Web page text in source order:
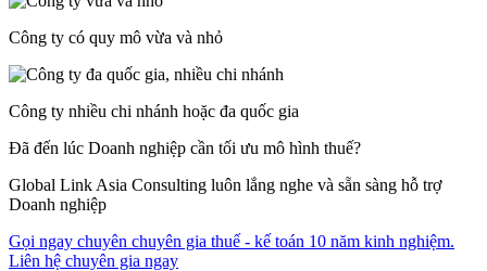
Công ty có quy mô vừa và nhỏ
Công ty nhiều chi nhánh hoặc đa quốc gia
Đã đến lúc Doanh nghiệp cần tối ưu mô hình thuế?
Global Link Asia Consulting luôn lắng nghe và sẵn sàng hỗ trợ
Doanh nghiệp
Gọi ngay chuyên chuyên gia thuế - kế toán 10 năm kinh nghiệm.
Liên hệ chuyên gia ngay